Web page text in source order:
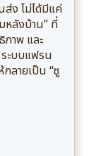
ส่ง ไม่ได้มีแค่
หลังบ้าน” ที่
ภาพ และ
ระบบแฟรน
ลายเป็น “ซู